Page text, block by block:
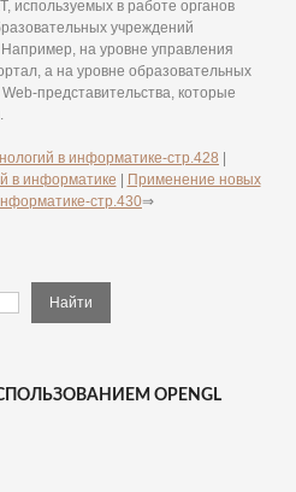
используемых в работе органов
учреждений
на уровне управления
а на уровне образовательных
представительства, которые
в информатике-стр.428
в информатике
Применение новых
стр.430⇒
OPENGL